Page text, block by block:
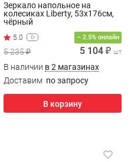
Зеркало напольное на
колесиках Liberty, 53х176см,
чёрный
5.0 − 2.5% онлайн
5 235 ₽ 5 104 ₽ шт
В наличии в 2 магазинах
Доставим по запросу
В корзину